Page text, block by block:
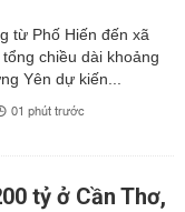
từ Phố Hiến đến xã
chiều dài khoảng
Yên dự kiến...
01 phút trước
tỷ ở Cần Thơ,